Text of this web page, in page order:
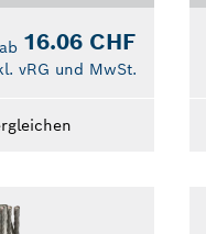
ab 16.06 CHF
vRG und MwSt.